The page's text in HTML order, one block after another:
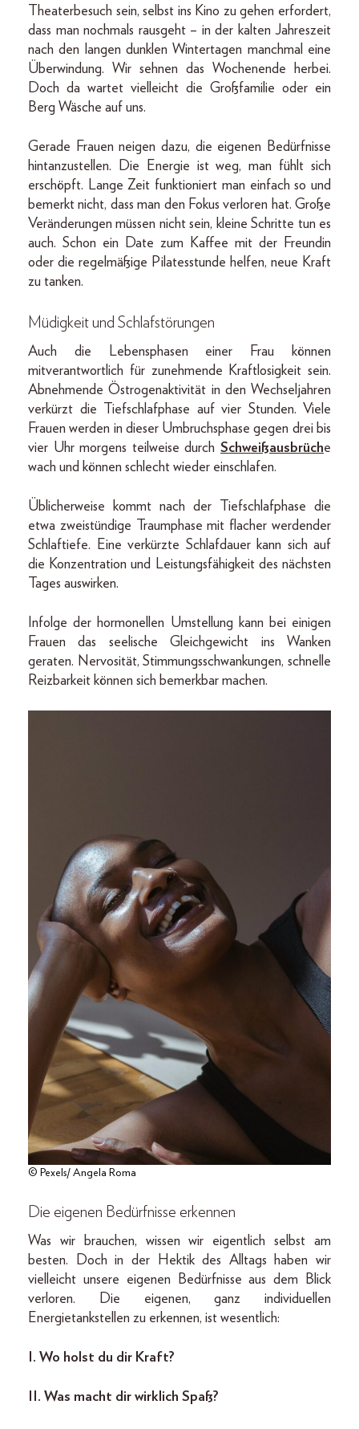
Theaterbesuch sein, selbst ins Kino zu gehen erfordert,
dass man nochmals rausgeht – in der kalten Jahreszeit
nach den langen dunklen Wintertagen manchmal eine
Überwindung. Wir sehnen das Wochenende herbei.
Doch da wartet vielleicht die Großfamilie oder ein
Berg Wäsche auf uns.
Gerade Frauen neigen dazu, die eigenen Bedürfnisse
hintanzustellen. Die Energie ist weg, man fühlt sich
erschöpft. Lange Zeit funktioniert man einfach so und
bemerkt nicht, dass man den Fokus verloren hat. Große
Veränderungen müssen nicht sein, kleine Schritte tun es
auch. Schon ein Date zum Kaffee mit der Freundin
oder die regelmäßige Pilatesstunde helfen, neue Kraft
zu tanken.
Müdigkeit und Schlafstörungen
Auch die Lebensphasen einer Frau können
mitverantwortlich für zunehmende Kraftlosigkeit sein.
Abnehmende Östrogenaktivität in den Wechseljahren
verkürzt die Tiefschlafphase auf vier Stunden. Viele
Frauen werden in dieser Umbruchsphase gegen drei bis
vier Uhr morgens teilweise durch Schweißausbrüche
wach und können schlecht wieder einschlafen.
Üblicherweise kommt nach der Tiefschlafphase die
etwa zweistündige Traumphase mit flacher werdender
Schlaftiefe. Eine verkürzte Schlafdauer kann sich auf
die Konzentration und Leistungsfähigkeit des nächsten
Tages auswirken.
Infolge der hormonellen Umstellung kann bei einigen
Frauen das seelische Gleichgewicht ins Wanken
geraten. Nervosität, Stimmungsschwankungen, schnelle
Reizbarkeit können sich bemerkbar machen.
© Pexels/ Angela Roma
Die eigenen Bedürfnisse erkennen
Was wir brauchen, wissen wir eigentlich selbst am
besten. Doch in der Hektik des Alltags haben wir
vielleicht unsere eigenen Bedürfnisse aus dem Blick
verloren. Die eigenen, ganz individuellen
Energietankstellen zu erkennen, ist wesentlich:
I. Wo holst du dir Kraft?
II. Was macht dir wirklich Spaß?